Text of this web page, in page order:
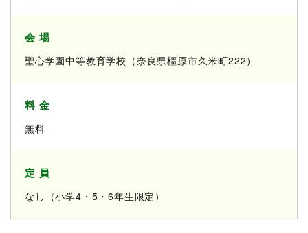
会 場
聖心学園中等教育学校（奈良県橿原市久米町222）
料 金
無料
定 員
なし（小学4・5・6年生限定）